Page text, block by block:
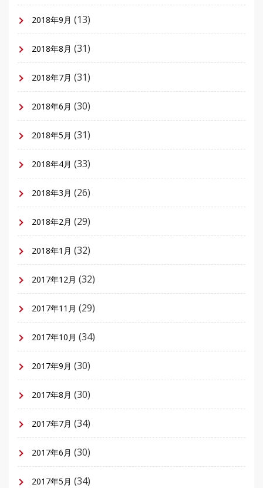
2018年9月 (13)
2018年8月 (31)
2018年7月 (31)
2018年6月 (30)
2018年5月 (31)
2018年4月 (33)
2018年3月 (26)
2018年2月 (29)
2018年1月 (32)
2017年12月 (32)
2017年11月 (29)
2017年10月 (34)
2017年9月 (30)
2017年8月 (30)
2017年7月 (34)
2017年6月 (30)
2017年5月 (34)